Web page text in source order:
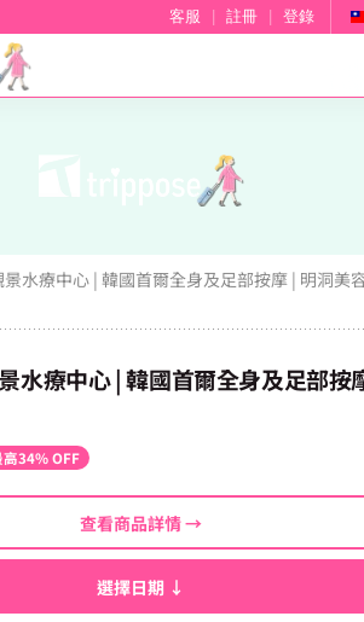
客服 註冊 登錄
水療中心 | 韓國首爾全身及足部按摩 | 明洞美
水療中心 | 韓國首爾全身及足部按
高34% OFF
查看商品詳情 →
選擇日期 ↓